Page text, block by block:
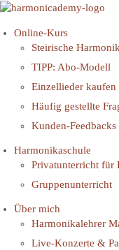
Online-Kurs
Steirische
TIPP: Abo-Modell
Einzellieder kaufen
Häufig gestellte
Kunden-Feedbacks
Harmonikaschule
Privatunterricht für
Gruppenunterricht
Über mich
Harmonikalehrer
Live-Konzerte &